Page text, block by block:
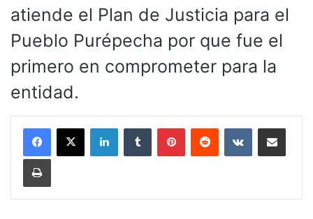
atiende el Plan de Justicia para el
Pueblo Purépecha por que fue el
primero en comprometer para la
entidad.
LinkedInTumblr PinterestReddit VKontakteCompartir por
Imprimir